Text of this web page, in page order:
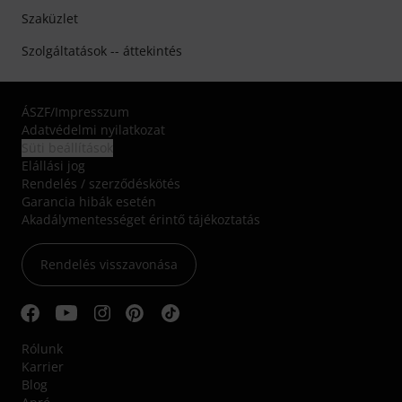
Szaküzlet
Szolgáltatások -- áttekintés
ÁSZF/Impresszum
Adatvédelmi nyilatkozat
Elállási jog
Rendelés / szerződéskötés
Garancia hibák esetén
Akadálymentességet érintő tájékoztatás
Rendelés visszavonása
Rólunk
Karrier
Blog